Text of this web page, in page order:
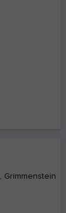
Grimmenstein